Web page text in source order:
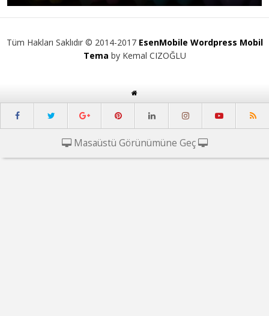
Tüm Hakları Saklıdır © 2014-2017 EsenMobile Wordpress Mobil
Tema by Kemal CIZOĞLU
Masaüstü Görünümüne Geç